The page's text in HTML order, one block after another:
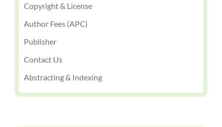
Copyright & License
Author Fees (APC)
Publisher
Contact Us
Abstracting & Indexing